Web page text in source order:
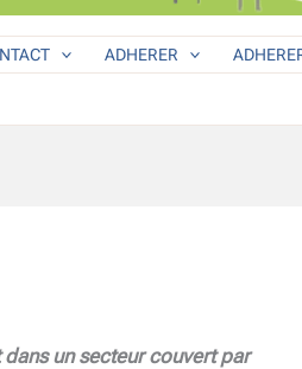
ADHERER
un secteur couvert par